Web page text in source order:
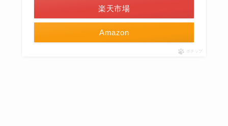
Amazon
楽天市場
ポチップ